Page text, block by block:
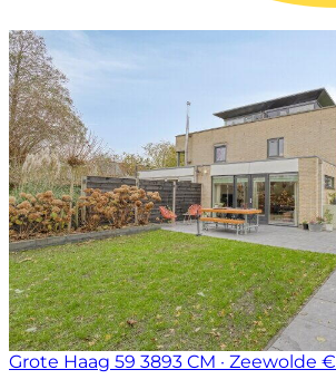
Grote Haag 59 3893 CM · Zeewolde